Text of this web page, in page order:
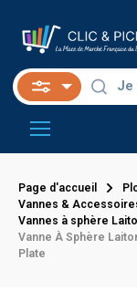
Page d'accueil
Vannes &
Vannes à sphère
Vanne À Sphère
Plate